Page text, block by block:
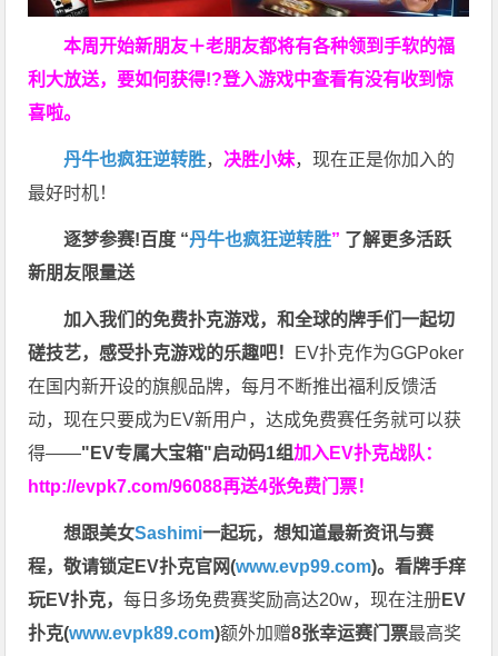
本周开始新朋友＋老朋友都将有各种领到手软的福
利大放送，要如何获得!?登入游戏中查看有没有收到惊
喜啦。
丹牛也疯狂逆转胜，决胜小妹，现在正是你加入的
最好时机！
逐梦参赛!百度 “丹牛也疯狂逆转胜” 了解更多活跃
新朋友限量送
加入我们的免费扑克游戏，和全球的牌手们一起切
磋技艺，感受扑克游戏的乐趣吧！ EV扑克作为GGPoker
在国内新开设的旗舰品牌，每月不断推出福利反馈活
动，现在只要成为EV新用户，达成免费赛任务就可以获
得——"EV专属大宝箱"启动码1组加入EV扑克战队：
http://evpk7.com/96088再送4张免费门票！
想跟美女Sashimi一起玩，想知道最新资讯与赛
程，敬请锁定EV扑克官网(www.evp99.com)。看牌手痒
玩EV扑克，每日多场免费赛奖励高达20w，现在注册EV
扑克(www.evpk89.com)额外加赠8张幸运赛门票最高奖